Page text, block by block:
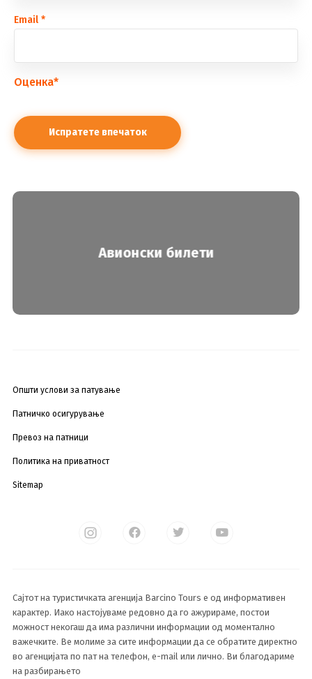
Еmail *
Оценка*
Авионски билети
Општи услови за патување
Патничко осигурување
Превоз на патници
Политика на приватност
Sitemap
Сајтот на туристичката агенција Barcino Tours е од информативен
карактер. Иако настојуваме редовно да го ажурираме, постои
можност некогаш да има различни информации од моментално
важечките. Ве молиме за сите информации да се обратите директно
во агенцијата по пат на телефон, e-mail или лично. Ви благодариме
на разбирањето